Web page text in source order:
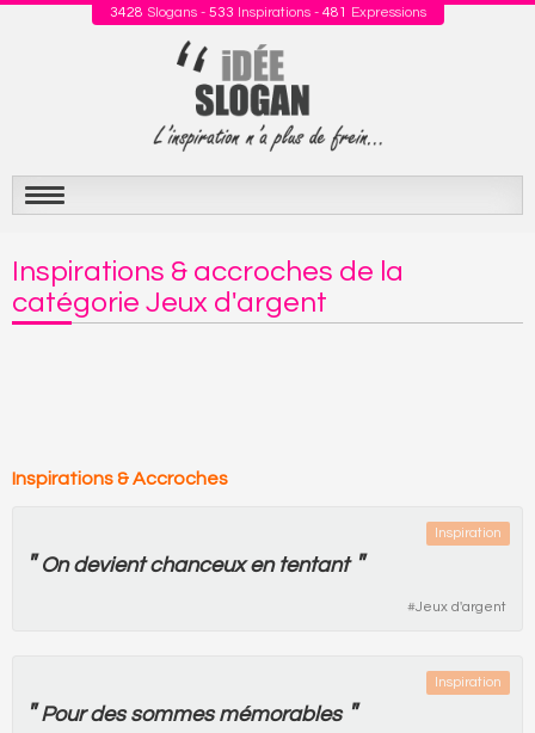
3428 Slogans - 533 Inspirations - 481 Expressions
Aller
contenu
Inspirations & accroches de la
catégorie Jeux d'argent
Inspirations & Accroches
Inspiration
" On devient chanceux en tentant "
#Jeux d'argent
Inspiration
" Pour des sommes mémorables "